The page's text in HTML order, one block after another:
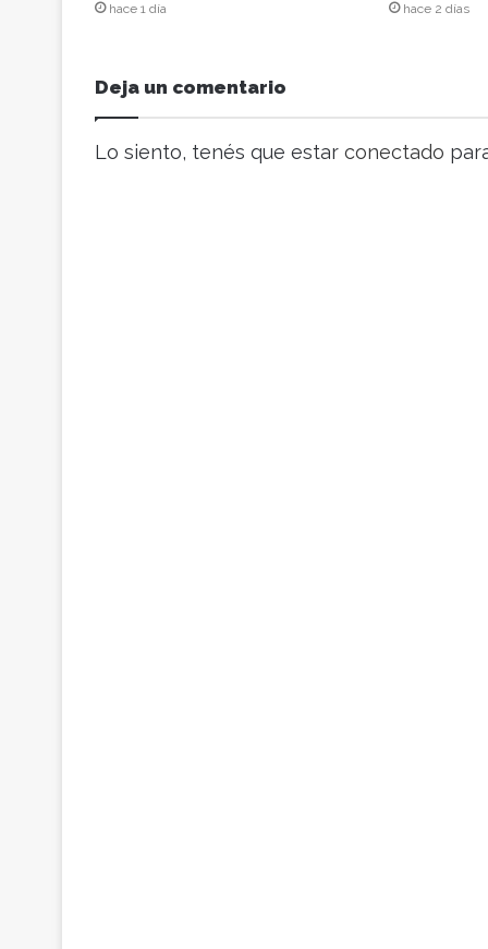
c
e
o
e
hace 1 día hace 2 días
Deja un comentario
Lo siento, tenés que estar conectado